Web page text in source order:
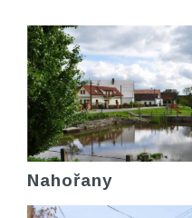
Nahořany